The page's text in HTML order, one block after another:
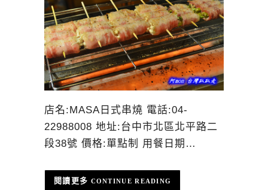
店名:MASA日式串燒 電話:04-
22988008 地址:台中市北區北平路二
段38號 價格:單點制 用餐日期…
CONTINUE READING